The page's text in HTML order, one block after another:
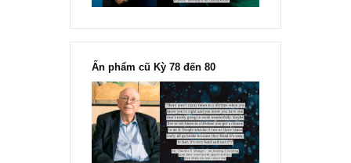
chỉ vì chiến tranh”, ngài Philip
Fisher